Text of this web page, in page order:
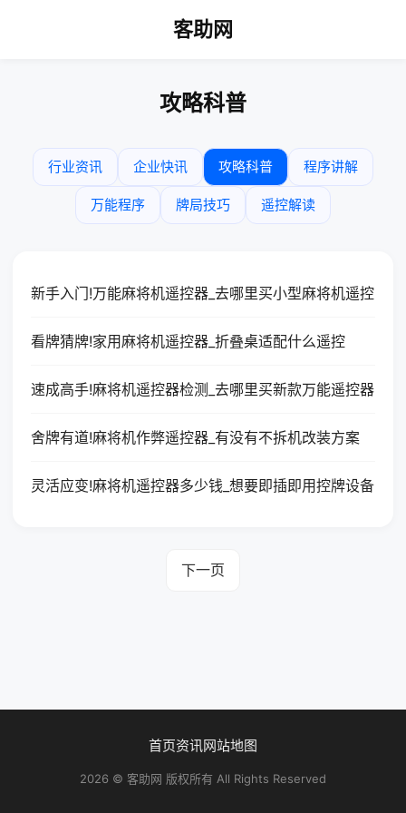
客助网
攻略科普
行业资讯 企业快讯 攻略科普 程序讲解
万能程序 牌局技巧 遥控解读
新手入门!万能麻将机遥控器_去哪里买小型麻将机遥控
看牌猜牌!家用麻将机遥控器_折叠桌适配什么遥控
速成高手!麻将机遥控器检测_去哪里买新款万能遥控器
舍牌有道!麻将机作弊遥控器_有没有不拆机改装方案
灵活应变!麻将机遥控器多少钱_想要即插即用控牌设备
下一页
首页资讯网站地图
2026 © 客助网 版权所有 All Rights Reserved